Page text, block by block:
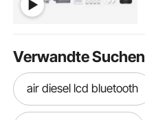
Verwandte Suchen
air diesel lcd bluetooth